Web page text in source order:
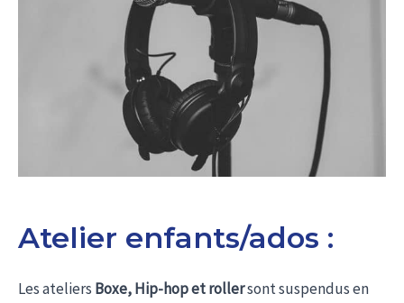
Atelier enfants/ados :
Les ateliers Boxe, Hip-hop et rollersont suspendus en